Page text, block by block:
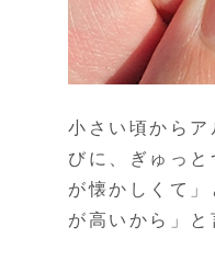
小さい頃から
びに、ぎゅっ
が懐かしくて
が高いから」